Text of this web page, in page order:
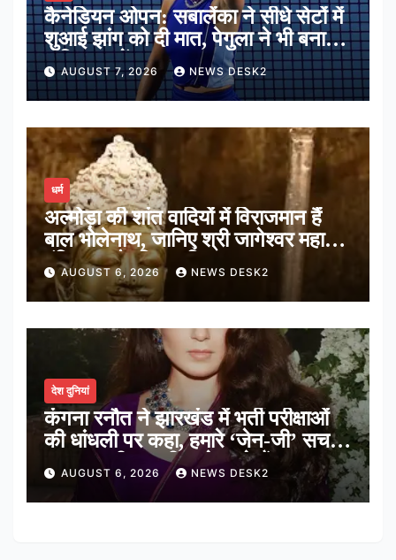
कैनेडियन ओपन: सबालेंका ने सीधे सेटों में
शुआई झांग को दी मात, पेगुला ने भी बनाई
अंतिम 16 में जगह
AUGUST 7, 2026 NEWS DESK2
धर्म
अल्मोड़ा की शांत वादियों में विराजमान हैं
बाल भोलेनाथ, जानिए श्री जागेश्वर महादेव
मंदिर का पौराणिक इतिहास
AUGUST 6, 2026 NEWS DESK2
देश दुनियां
कंगना रनौत ने झारखंड में भर्ती परीक्षाओं
की धांधली पर कहा, हमारे ‘जेन-जी’ सच में
हर तरह की तकलीफ झेल रहे हैं
AUGUST 6, 2026 NEWS DESK2